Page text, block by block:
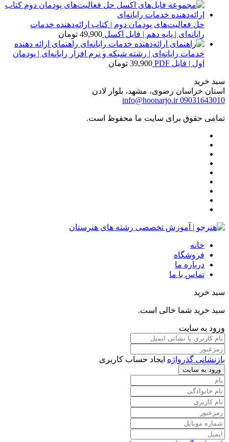
حل فعالیت‌های پودمان دوم | کتاب ارائه‌دهنده خدمات
رایانه‌ای | پایه دهم | فایل اکسل 49,900 تومان
راهنمای ارائه دهنده
خدمات رایانه‌ای | رشته شبکه و نرم افزار رایانه‌ای | پودمان
اول | فایل PDF
39,900 تومان
سبد خرید
استان خراسان رضوی، مشهد، بلوار لادن
09031643010
info@hoonarjo.ir
تمامی حقوق برای سایت ما محفوظ است.
خانه
فروشگاه
درباره ما
تماس با ما
سبد خرید
سبد خرید شما خالی است.
ورود به سایت
بازنشانی گذرواژه ایجاد حساب کاربری
ورود به سایت